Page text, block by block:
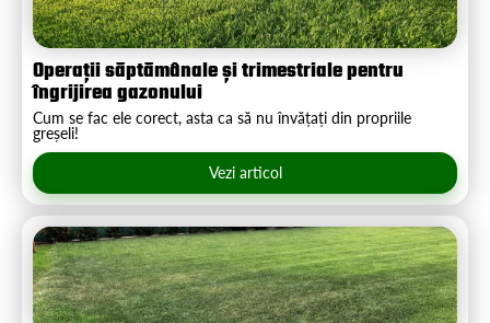
Operații săptămânale și trimestriale pentru
îngrijirea gazonului
Cum se fac ele corect, asta ca să nu învățați din propriile
greșeli!
Vezi articol